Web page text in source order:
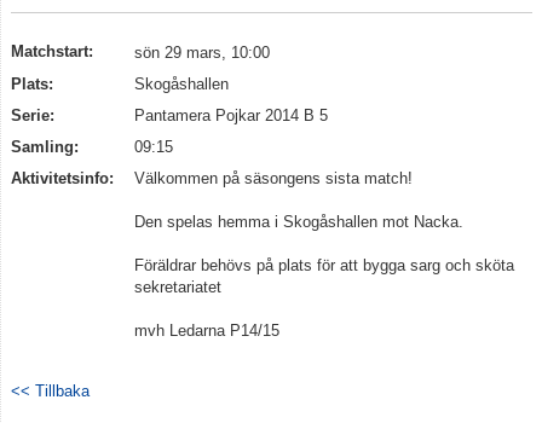
Matchstart:
sön 29 mars, 10:00
Plats:
Skogåshallen
Serie:
Pantamera Pojkar 2014 B 5
Samling:
09:15
Aktivitetsinfo:
Välkommen på säsongens sista match!
Den spelas hemma i Skogåshallen mot Nacka.
Föräldrar behövs på plats för att bygga sarg och sköta
sekretariatet
mvh Ledarna P14/15
<< Tillbaka